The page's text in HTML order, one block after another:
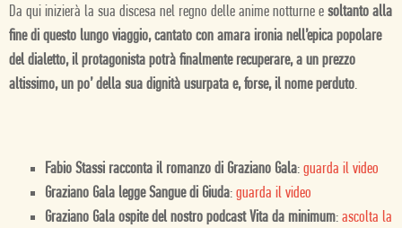
Da qui inizierà la sua discesa nel regno delle anime notturne e soltanto alla
fine di questo lungo viaggio, cantato con amara ironia nell’epica popolare
del dialetto, il protagonista potrà finalmente recuperare, a un prezzo
altissimo, un po’ della sua dignità usurpata e, forse, il nome perduto.
Fabio Stassi racconta il romanzo di Graziano Gala: guarda il video
Graziano Gala legge Sangue di Giuda: guarda il video
Graziano Gala ospite del nostro podcast Vita da minimum: ascolta la